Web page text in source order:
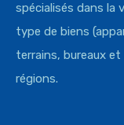
spécialisés dans la
type de biens
terrains, bureaux
régions.